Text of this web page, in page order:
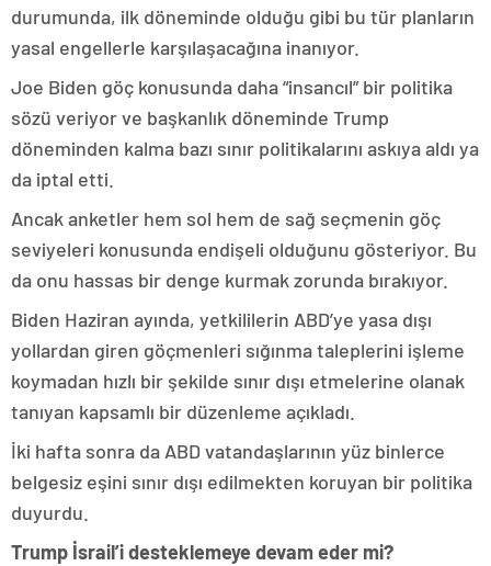
durumunda, ilk döneminde olduğu gibi bu tür planların
yasal engellerle karşılaşacağına inanıyor.
Joe Biden göç konusunda daha “insancıl” bir politika
sözü veriyor ve başkanlık döneminde Trump
döneminden kalma bazı sınır politikalarını askıya aldı ya
da iptal etti.
Ancak anketler hem sol hem de sağ seçmenin göç
seviyeleri konusunda endişeli olduğunu gösteriyor. Bu
da onu hassas bir denge kurmak zorunda bırakıyor.
Biden Haziran ayında, yetkililerin ABD’ye yasa dışı
yollardan giren göçmenleri sığınma taleplerini işleme
koymadan hızlı bir şekilde sınır dışı etmelerine olanak
tanıyan kapsamlı bir düzenleme açıkladı.
İki hafta sonra da ABD vatandaşlarının yüz binlerce
belgesiz eşini sınır dışı edilmekten koruyan bir politika
duyurdu.
Trump İsrail’i desteklemeye devam eder mi?